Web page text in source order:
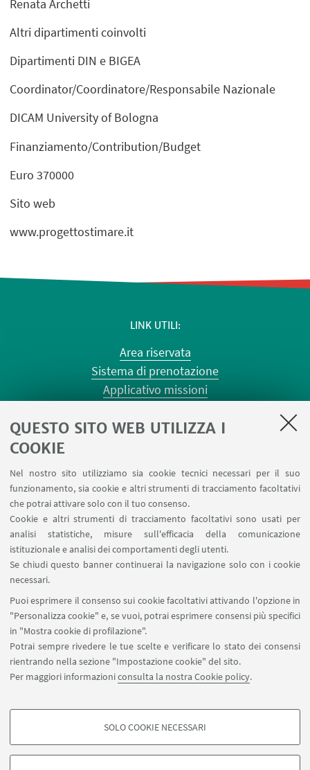
QUESTO SITO WEB UTILIZZA I
COOKIE
Nel nostro sito utilizziamo sia cookie tecnici necessari per il suo
funzionamento, sia cookie e altri strumenti di tracciamento facoltativi
che potrai attivare solo con il tuo consenso.
Cookie e altri strumenti di tracciamento facoltativi sono usati per
analisi statistiche, misure sull'efficacia della comunicazione
istituzionale e analisi dei comportamenti degli utenti.
Se chiudi questo banner continuerai la navigazione solo con i cookie
necessari.
Puoi esprimere il consenso sui cookie facoltativi attivando l'opzione in
"Personalizza cookie" e, se vuoi, potrai esprimere consensi più specifici
in "Mostra cookie di profilazione".
Potrai sempre rivedere le tue scelte e verificare lo stato dei consensi
rientrando nella sezione "Impostazione cookie" del sito.
Per maggiori informazioniconsulta la nostra Cookie policy.
COOKIE DI PROFILAZIONE - FACOLTATIVI
SOLO COOKIE NECESSARI
Renata Archetti
Altri dipartimenti coinvolti
Dipartimenti DIN e BIGEA
Coordinator/Coordinatore/Responsabile Nazionale
DICAM University of Bologna
Finanziamento/Contribution/Budget
Euro 370000
Sito web
www.progettostimare.it
LINK UTILI
Area riservata
Sistema di prenotazione
Applicativo missioni
Planner aule Terracini
Forms per sottomissione eventi/notizie
Carta dei servizi
SEGUI IL DIPARTIMENTO SU:
SEGUI UNIBO SU:
APP:
©Copyright 2026 - ALMA MATER STUDIORUM - Università di